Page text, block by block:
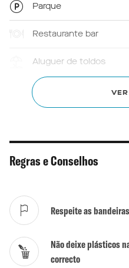
Parque
Restaurante bar
Aluguer de toldos
Primeiros socorros
WC
Surf / Bodyboard
Mergulho
Regras e Conselhos
Respeite as
Não deixe plásticos
correcto